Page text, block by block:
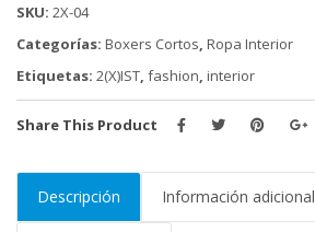
SKU: 2X-04
Categorías: Boxers Cortos, Ropa Interior
Etiquetas: 2(X)IST, fashion, interior
Share This Product
Descripción Información adicional